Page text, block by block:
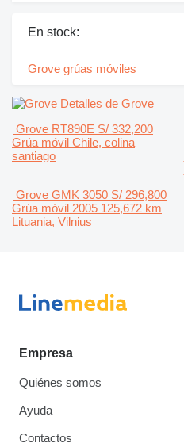
En stock:
Grove grúas móviles
Detalles de Grove
Grove RT890E S/ 332,200
Grúa móvil Chile, colina
santiago
Grove GMK 3050 S/ 296,800
Grúa móvil 2005 125,672 km
Lituania, Vilnius
Empresa
Quiénes somos
Ayuda
Contactos